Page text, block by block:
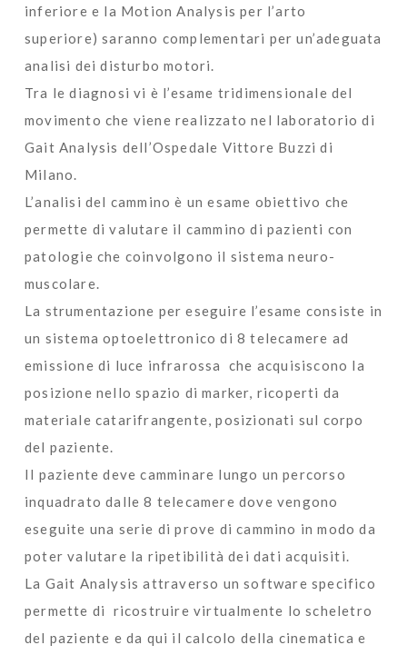
inferiore e la Motion Analysis per l’arto
superiore) saranno complementari per un’adeguata
analisi dei disturbo motori.
Tra le diagnosi vi è l’esame tridimensionale del
movimento che viene realizzato nel laboratorio di
Gait Analysis dell’Ospedale Vittore Buzzi di
Milano.
L’analisi del cammino è un esame obiettivo che
permette di valutare il cammino di pazienti con
patologie che coinvolgono il sistema neuro-
muscolare.
La strumentazione per eseguire l’esame consiste in
un sistema optoelettronico di 8 telecamere ad
emissione di luce infrarossa che acquisiscono la
posizione nello spazio di marker, ricoperti da
materiale catarifrangente, posizionati sul corpo
del paziente.
Il paziente deve camminare lungo un percorso
inquadrato dalle 8 telecamere dove vengono
eseguite una serie di prove di cammino in modo da
poter valutare la ripetibilità dei dati acquisiti.
La Gait Analysis attraverso un software specifico
permette di ricostruire virtualmente lo scheletro
del paziente e da qui il calcolo della cinematica e